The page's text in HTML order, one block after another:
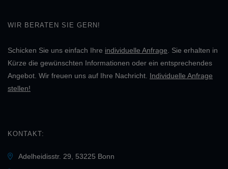
WIR BERATEN SIE GERN!
Schicken Sie uns einfach Ihre individuelle Anfrage . Sie erhalten in
Kürze die gewünschten Informationen oder ein entsprechendes
Angebot. Wir freuen uns auf Ihre Nachricht. Individuelle Anfrage
stellen!
KONTAKT:
Adelheidisstr. 29, 53225 Bonn